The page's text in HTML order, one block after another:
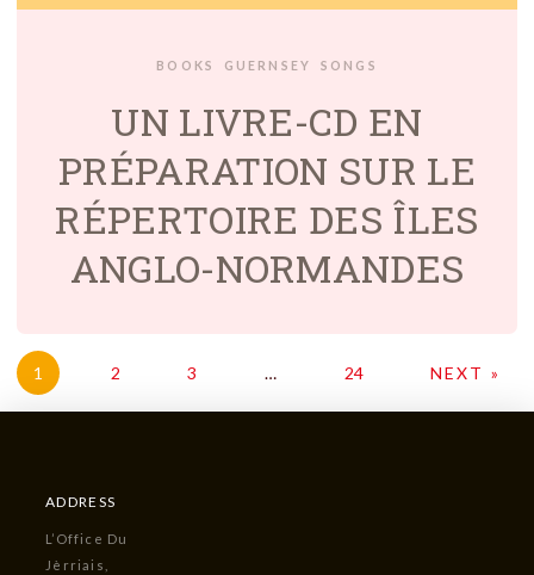
BOOKS GUERNSEY SONGS
UN LIVRE-CD EN
PRÉPARATION SUR LE
RÉPERTOIRE DES ÎLES
ANGLO-NORMANDES
1 2 3 … 24 NEXT »
ADDRESS
L’Office Du
Jèrriais,